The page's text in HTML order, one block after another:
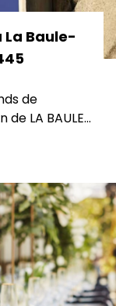
Baule-
de
LA BAULE...